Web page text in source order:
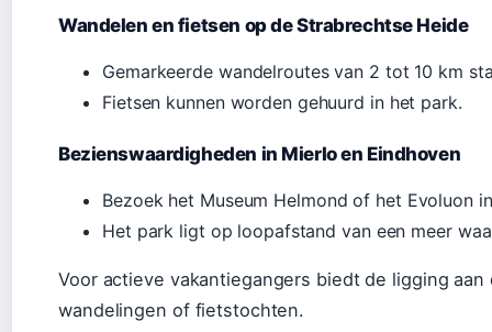
Wandelen en fietsen op de Strabrechtse Heide
Gemarkeerde wandelroutes van 2 tot 10 km
Fietsen kunnen worden gehuurd in het park.
Bezienswaardigheden in Mierlo en Eindhoven
Bezoek het Museum Helmond of het Evoluon
Het park ligt op loopafstand van een meer
Voor actieve vakantiegangers biedt de ligging
wandelingen of fietstochten.